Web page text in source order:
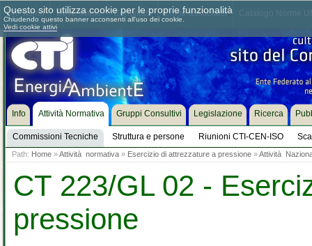
Chi siamo Dove siamo Contattaci Come associarsi
Info Attività Normativa
Commissioni Tecniche Struttura e persone Riunioni CTI-CEN-ISO
Gruppi Consultivi Legislazione Ricerca
Path: Home »Attività normativa » Esercizio di attrezzature a pressione »Attività
CT 223/GL 02 -
pressione
Questo sito utilizza cookie per le proprie funzionalità
Chiudendo questo banner acconsenti all'uso dei cookie.
Vedi cookie attivi